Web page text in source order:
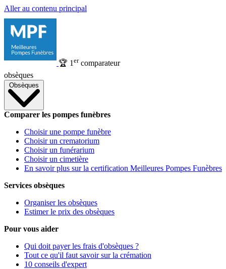
Aller au contenu principal
🏆 1 ercomparateur
obsèques
Obsèques
Comparer les pompes funèbres
Choisir une pompe funèbre
Choisir un crematorium
Choisir un funérarium
Choisir un cimetière
En savoir plus sur la certification Meilleures Pompes Funèbres
Services obsèques
Organiser les obsèques
Estimer le prix des obsèques
Pour vous aider
Qui doit payer les frais d'obsèques ?
Tout ce qu'il faut savoir sur la crémation
10 conseils d'expert